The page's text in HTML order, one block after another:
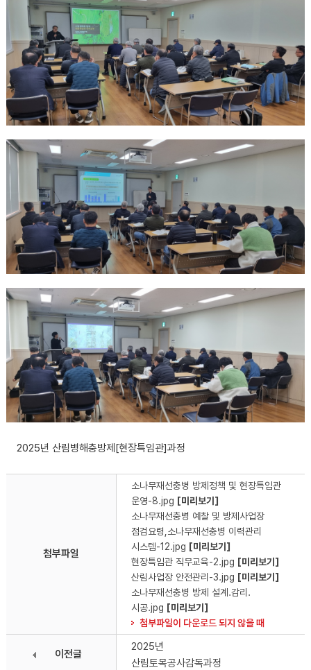
2025년 산림병해충방제[현장특임관]과정
첨부파일
소나무재선충병 방제정책 및 현장특임관
운영-8.jpg [미리보기]
소나무재선충병 예찰 및 방제사업장
점검요령,소나무재선충병 이력관리
시스템-12.jpg [미리보기]
현장특임관 직무교육-2.jpg [미리보기]
산림사업장 안전관리-3.jpg [미리보기]
소나무재선충병 방제 설계.감리.
시공.jpg [미리보기]
첨부파일이 다운로드 되지 않을 때
이전글
2025년
산림토목공사감독과정